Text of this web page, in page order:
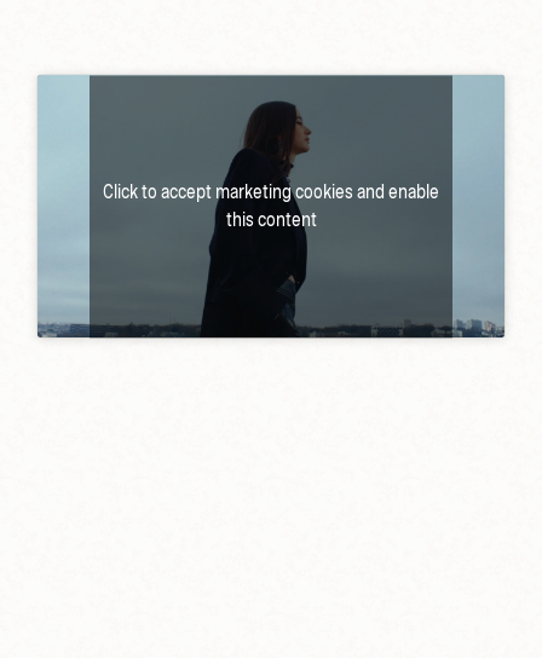
Click to accept marketing cookies and enable
this content